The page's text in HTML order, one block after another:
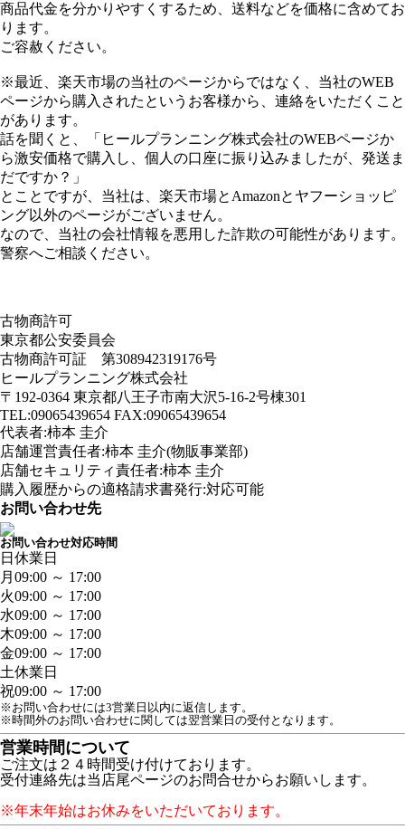
商品代金を分かりやすくするため、送料などを価格に含めてお
ります。
ご容赦ください。
※最近、楽天市場の当社のページからではなく、当社のWEB
ページから購入されたというお客様から、連絡をいただくこと
があります。
話を聞くと、「ヒールプランニング株式会社のWEBページか
ら激安価格で購入し、個人の口座に振り込みましたが、発送ま
だですか？」
とことですが、当社は、楽天市場とAmazonとヤフーショッピ
ング以外のページがございません。
なので、当社の会社情報を悪用した詐欺の可能性があります。
警察へご相談ください。
古物商許可
東京都公安委員会
古物商許可証 第308942319176号
ヒールプランニング株式会社
〒192-0364 東京都八王子市南大沢5-16-2号棟301
TEL:09065439654 FAX:09065439654
代表者:柿本 圭介
店舗運営責任者:柿本 圭介(物販事業部)
店舗セキュリティ責任者:柿本 圭介
購入履歴からの適格請求書発行:対応可能
お問い合わせ先
お問い合わせ対応時間
日 休業日
月 09:00 ～ 17:00
火09:00 ～ 17:00
水09:00 ～ 17:00
木09:00 ～ 17:00
金09:00 ～ 17:00
土休業日
祝09:00 ～ 17:00
※お問い合わせには3営業日以内に返信します。
※時間外のお問い合わせに関しては翌営業日の受付となります。
営業時間について
ご注文は２４時間受け付けております。
受付連絡先は当店尾ページのお問合せからお願いします。
※年末年始はお休みをいただいております。